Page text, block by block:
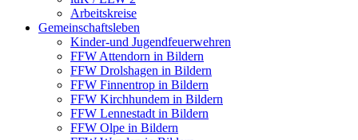
Arbeitskreise
Gemeinschaftsleben
Kinder-und Jugendfeuerwehren
FFW Attendorn in Bildern
FFW Drolshagen in Bildern
FFW Finnentrop in Bildern
FFW Kirchhundem in Bildern
FFW Lennestadt in Bildern
FFW Olpe in Bildern